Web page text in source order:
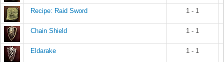
Recipe: Raid Sword 1 - 1
Chain Shield 1 - 1
Eldarake 1 - 1